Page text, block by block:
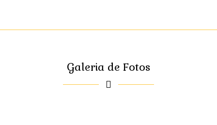
Galeria de Fotos